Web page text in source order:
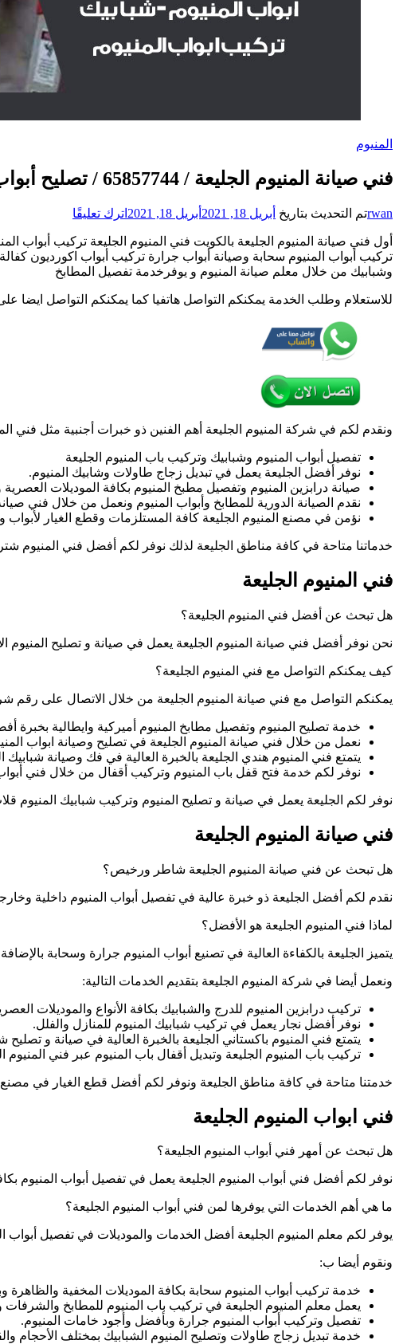
المنيوم
فني صيانة المنيوم الجليعة / 65857744 / تصليح أبواب شبابيك مطابخ المنيوم
rwanتم التحديث بتاريخ أبريل 18, 2021 أبريل 18, 2021 اترك تعليقًا
صيانة
المنيوم
الجليعة
65857744
أول فني صيانة المنيوم الجليعة بالكويت فني المنيوم الجليعة تركيب أبواب
وشبابيك من خلال معلم صيانة المنيوم و يوفرخدمة تفصيل المطابخ
للاستعلام وطلب الخدمة يمكنكم التواصل هاتفيا كما يمكنكم التواصل ايضا
ونقدم لكم في شركة المنيوم الجليعة أهم الفنين ذو خبرات أجنبية مثل فني
تفصيل أبواب المنيوم وشبابيك وتركيب باب المنيوم الجليعة
نوفر أفضل الجليعة يعمل في تبديل زجاج طاولات وشابيك المنيوم.
صيانة درابزين المنيوم وتفصيل مطبخ المنيوم بكافة الموديلات العصرية
نقدم الصيانة الدورية للمطابخ وأبواب المنيوم ونعمل من خلال فني
نؤمن في مصنع المنيوم الجليعة كافة المستلزمات وقطع الغيار لأبواب
خدماتنا متاحة في كافة مناطق الجليعة لذلك نوفر لكم أفضل فني المنيوم شتر باكستاني الجليعة يعمل على مدار 24 ساعة وطيلة أيام
فني المنيوم الجليعة
هل تبحث عن أفضل فني المنيوم الجليعة؟
نحن نوفر أفضل فني صيانة المنيوم الجليعة يعمل في صيانة و تصليح المنيوم
كيف يمكنكم التواصل مع فني المنيوم الجليعة؟
يمكنكم التواصل مع فني صيانة المنيوم الجليعة من خلال الاتصال على
خدمة تصليح المنيوم وتفصيل مطابخ المنيوم أميركية وايطالية بخبرة
نعمل من خلال فني صيانة المنيوم الجليعة في تصليح وصيانة ابواب
يتمتع فني المنيوم هندي الجليعة بالخبرة العالية في فك وصيانة شبابيك
نوفر لكم خدمة فتح قفل باب المنيوم وتركيب أقفال من خلال فني أبواب
نوفر لكم الجليعة يعمل في صيانة و تصليح المنيوم وتركيب شبابيك المنيوم
فني صيانة المنيوم الجليعة
هل تبحث عن فني صيانة المنيوم الجليعة شاطر ورخيص؟
نقدم لكم أفضل الجليعة ذو خبرة عالية في تفصيل أبواب المنيوم داخلية
لماذا فني المنيوم الجليعة هو الأفضل؟
يتميز الجليعة بالكفاءة العالية في تصنيع أبواب المنيوم جرارة وسحابة
ونعمل أيضا في شركة المنيوم الجليعة بتقديم الخدمات التالية:
تركيب درابزين المنيوم للدرج والشبابيك بكافة الأنواع والموديلات
نوفر أفضل نجار يعمل في تركيب شبابيك المنيوم للمنازل والفلل.
يتمتع فني المنيوم باكستاني الجليعة بالخبرة العالية في صيانة و تصليح
تركيب باب المنيوم الجليعة وتبديل أقفال باب المنيوم عبر فني المنيوم
خدمتنا متاحة في كافة مناطق الجليعة ونوفر لكم أفضل قطع الغيار في مصنع
فني ابواب المنيوم الجليعة
هل تبحث عن أمهر فني أبواب المنيوم الجليعة؟
نوفر لكم أفضل فني أبواب المنيوم الجليعة يعمل في تفصيل أبواب المنيوم
ما هي أهم الخدمات التي يوفرها لمن فني أبواب المنيوم الجليعة؟
يوفر لكم معلم المنيوم الجليعة أفضل الخدمات والموديلات في تفصيل
ونقوم أيضا ب:
خدمة تركيب أبواب المنيوم سحابة بكافة الموديلات المخفية والظاهرة
يعمل معلم المنيوم الجليعة في تركيب باب المنيوم للمطابخ والشرفات
تفصيل وتركيب أبواب المنيوم جرارة وبأفضل وأجود خامات المنيوم.
خدمة تبديل زجاج طاولات وتصليح المنيوم الشبابيك بمختلف الأحجام